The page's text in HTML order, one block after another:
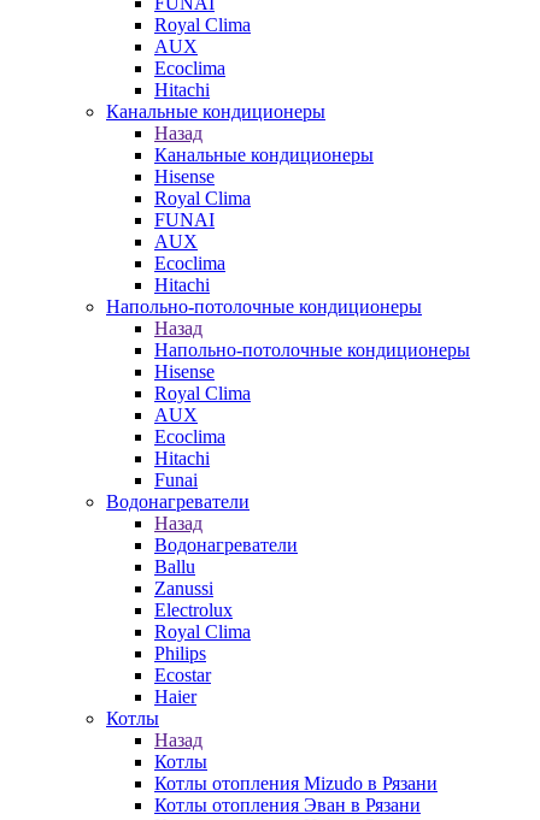
Royal Clima
AUX
Ecoclima
Hitachi
Канальные кондиционеры
Назад
Канальные кондиционеры
Hisense
Royal Clima
FUNAI
AUX
Ecoclima
Hitachi
Напольно-потолочные кондиционеры
Назад
Напольно-потолочные кондиционеры
Hisense
Royal Clima
AUX
Ecoclima
Hitachi
Funai
Водонагреватели
Назад
Водонагреватели
Ballu
Zanussi
Electrolux
Royal Clima
Philips
Ecostar
Haier
Котлы
Назад
Котлы
Котлы отопления Mizudo в Рязани
Котлы отопления Эван в Рязани